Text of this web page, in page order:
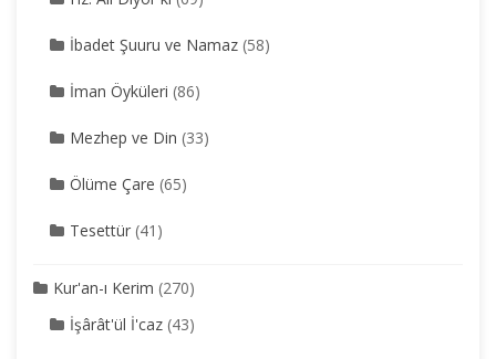
İbadet Şuuru ve Namaz (58)
İman Öyküleri (86)
Mezhep ve Din (33)
Ölüme Çare (65)
Tesettür (41)
Kur'an-ı Kerim (270)
İşârât'ül İ'caz (43)